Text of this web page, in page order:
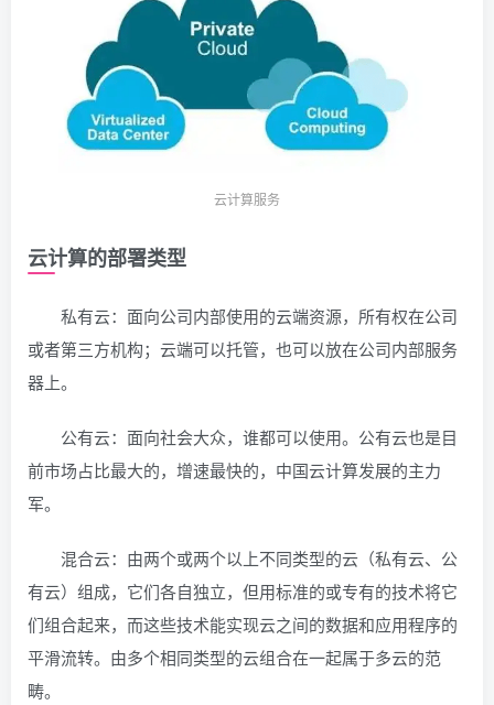
云计算服务
云计算的部署类型
私有云：面向公司内部使用的云端资源，所有权在公司
或者第三方机构；云端可以托管，也可以放在公司内部服务
器上。
公有云：面向社会大众，谁都可以使用。公有云也是目
前市场占比最大的，增速最快的，中国云计算发展的主力
军。
混合云：由两个或两个以上不同类型的云（私有云、公
有云）组成，它们各自独立，但用标准的或专有的技术将它
们组合起来，而这些技术能实现云之间的数据和应用程序的
平滑流转。由多个相同类型的云组合在一起属于多云的范
畴。